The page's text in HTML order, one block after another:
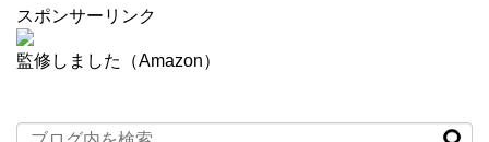
スポンサーリンク
監修しました（Amazon）